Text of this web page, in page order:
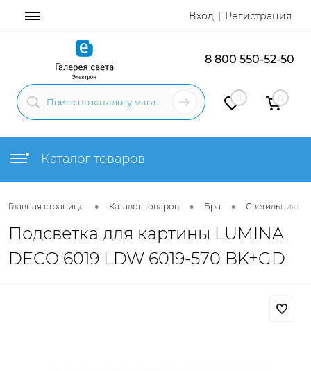
Вход Регистрация
8 800 550-52-50
0 0
Каталог товаров
Главная страница • Каталог товаров • Бра • Светильники
Подсветка для картины LUMINA
DECO 6019 LDW 6019-570 BK+GD